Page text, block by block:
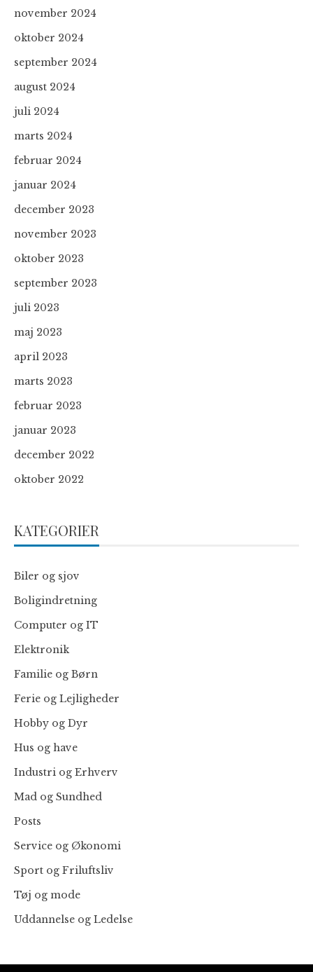
november 2024
oktober 2024
september 2024
august 2024
juli 2024
marts 2024
februar 2024
januar 2024
december 2023
november 2023
oktober 2023
september 2023
juli 2023
maj 2023
april 2023
marts 2023
februar 2023
januar 2023
december 2022
oktober 2022
KATEGORIER
Biler og sjov
Boligindretning
Computer og IT
Elektronik
Familie og Børn
Ferie og Lejligheder
Hobby og Dyr
Hus og have
Industri og Erhverv
Mad og Sundhed
Posts
Service og Økonomi
Sport og Friluftsliv
Tøj og mode
Uddannelse og Ledelse